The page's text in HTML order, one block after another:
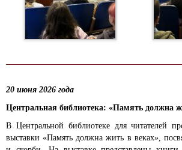
20 июня 2026 года
Центральная библиотека: «Память должна
В Центральной библиотеке для читателей
выставки «Память должна жить в веках»,